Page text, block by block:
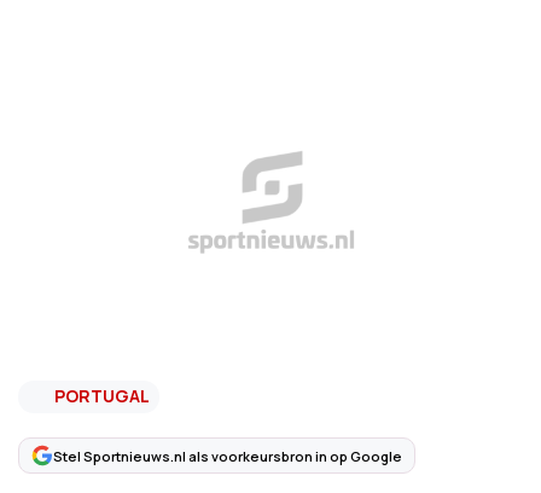
PORTUGAL
Stel Sportnieuws.nl als voorkeursbron in op Google